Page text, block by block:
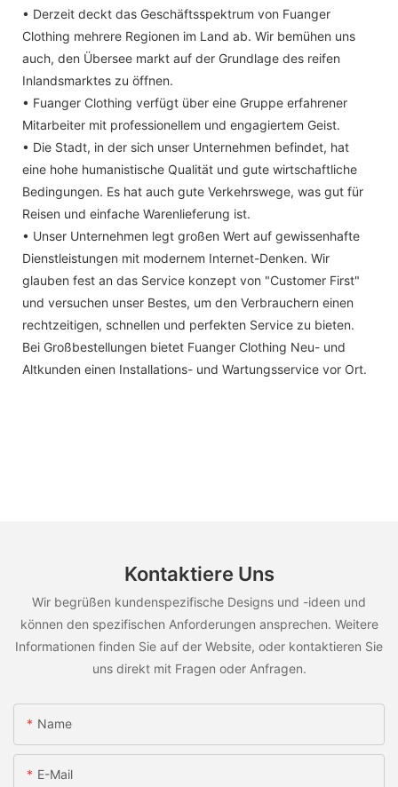
• Derzeit deckt das Geschäftsspektrum von Fuanger
Clothing mehrere Regionen im Land ab. Wir bemühen uns
auch, den Übersee markt auf der Grundlage des reifen
Inlandsmarktes zu öffnen.
• Fuanger Clothing verfügt über eine Gruppe erfahrener
Mitarbeiter mit professionellem und engagiertem Geist.
• Die Stadt, in der sich unser Unternehmen befindet, hat
eine hohe humanistische Qualität und gute wirtschaftliche
Bedingungen. Es hat auch gute Verkehrswege, was gut für
Reisen und einfache Warenlieferung ist.
• Unser Unternehmen legt großen Wert auf gewissenhafte
Dienstleistungen mit modernem Internet-Denken. Wir
glauben fest an das Service konzept von "Customer First"
und versuchen unser Bestes, um den Verbrauchern einen
rechtzeitigen, schnellen und perfekten Service zu bieten.
Bei Großbestellungen bietet Fuanger Clothing Neu- und
Altkunden einen Installations- und Wartungsservice vor Ort.
Kontaktiere Uns
Wir begrüßen kundenspezifische Designs und -ideen und
können den spezifischen Anforderungen ansprechen. Weitere
Informationen finden Sie auf der Website, oder kontaktieren Sie
uns direkt mit Fragen oder Anfragen.
Name
E-Mail